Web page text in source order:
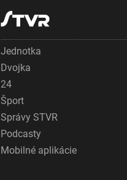
Jednotka
Dvojka
24
Šport
Správy STVR
Podcasty
Mobilné aplikácie